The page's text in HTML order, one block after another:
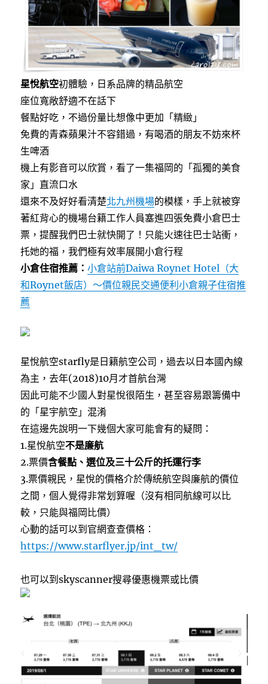
星悅航空初體驗，日系品牌的精品航空
座位寬敞舒適不在話下
餐點好吃，不過份量比想像中更加「精緻」
免費的青森蘋果汁不容錯過，有喝酒的朋友不妨來杯
生啤酒
機上有影音可以欣賞，看了一集福岡的「孤獨的美食
家」直流口水
還來不及好好看清楚北九州機場的模樣，手上就被穿
著紅背心的機場台籍工作人員塞進四張免費小倉巴士
票，提醒我們巴士就快開了！只能火速往巴士站衝，
托她的福，我們極有效率展開小倉行程
小倉住宿推薦：小倉站前Daiwa Roynet Hotel（大
和Roynet飯店）～價位親民交通便利小倉親子住宿推
薦
星悅航空starfly是日籍航空公司，過去以日本國內線
為主，去年(2018)10月才首航台灣
因此可能不少國人對星悅很陌生，甚至容易跟籌備中
的「星宇航空」混淆
在這邊先說明一下幾個大家可能會有的疑問：
1.星悅航空不是廉航
2.票價含餐點、選位及三十公斤的托運行李
3.票價親民，星悅的價格介於傳統航空與廉航的價位
之間，個人覺得非常划算喔（沒有相同航線可以比
較，只能與福岡比價）
心動的話可以到官網查查價格：
https://www.starflyer.jp/int_tw/
也可以到skyscanner搜尋優惠機票或比價